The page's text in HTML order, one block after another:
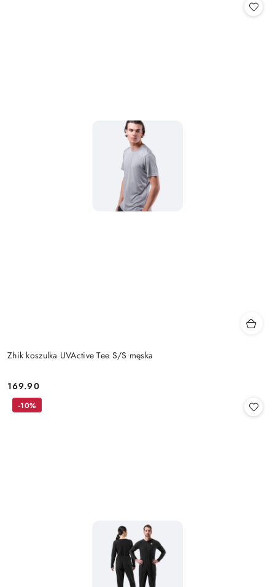
Zhik koszulka UVActive Tee S/S męska
Cena:
169.90
-10%